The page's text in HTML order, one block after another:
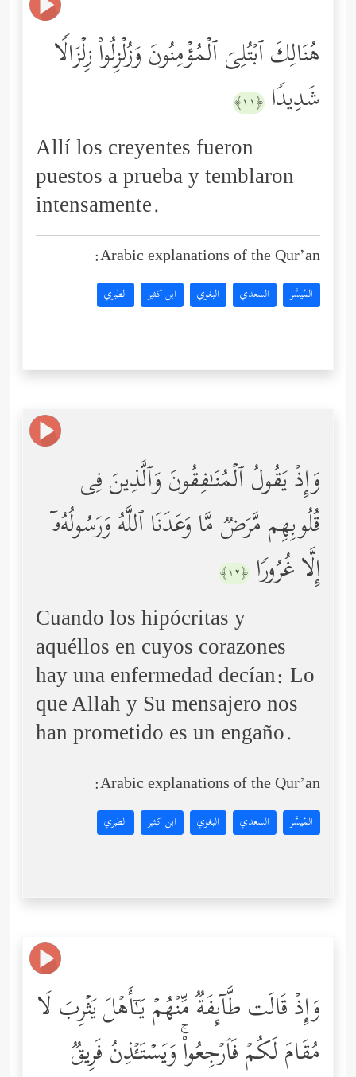
هُنَالِكَ ٱبۡتُلِیَ ٱلۡمُؤۡمِنُونَ وَزُلۡزِلُواْ زِلۡزَالࣰا
شَدِیدࣰا ﴿١١﴾
Allí los creyentes fueron
puestos a prueba y temblaron
intensamente.
Arabic explanations of the Qur’an:
المُيسَّر السعدي البغوي ابن كثير الطبري
وَإِذۡ یَقُولُ ٱلۡمُنَـٰفِقُونَ وَٱلَّذِینَ فِی
قُلُوبِهِم مَّرَضࣱ مَّا وَعَدَنَا ٱللَّهُ وَرَسُولُهُۥۤ
إِلَّا غُرُورࣰا ﴿١٢﴾
Cuando los hipócritas y
aquéllos en cuyos corazones
hay una enfermedad decían: Lo
que Allah y Su mensajero nos
han prometido es un engaño.
Arabic explanations of the Qur’an:
المُيسَّر السعدي البغوي ابن كثير الطبري
وَإِذۡ قَالَت طَّاۤىِٕفَةࣱ مِّنۡهُمۡ یَـٰۤأَهۡلَ یَثۡرِبَ لَا
مُقَامَ لَكُمۡ فَٱرۡجِعُواْۚ وَیَسۡتَـٔۡذِنُ فَرِیقࣱ